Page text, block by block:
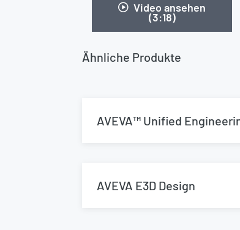
Video ansehen
(3:18)
Ähnliche Produkte
AVEVA™ Unified
AVEVA E3D Design